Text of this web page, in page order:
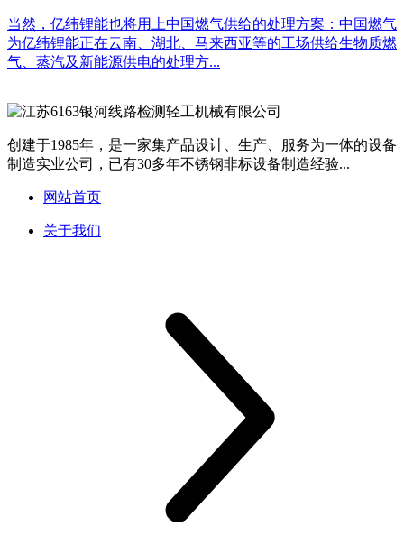
当然，亿纬锂能也将用上中国燃气供给的处理方案：中国燃气
为亿纬锂能正在云南、湖北、马来西亚等的工场供给生物质燃
气、蒸汽及新能源供电的处理方...
创建于1985年，是一家集产品设计、生产、服务为一体的设备
制造实业公司，已有30多年不锈钢非标设备制造经验...
网站首页
关于我们